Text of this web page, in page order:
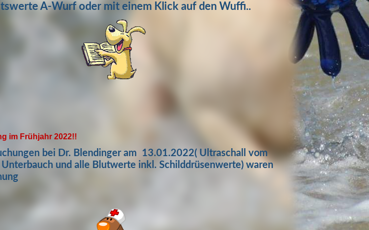
A-Wurf oder mit einem Klick auf den Wuffi..
im Frühjahr 2022!!
bei Dr. Blendinger am 13.01.2022( Ultraschall vom
und alle Blutwerte inkl. Schilddrüsenwerte) waren